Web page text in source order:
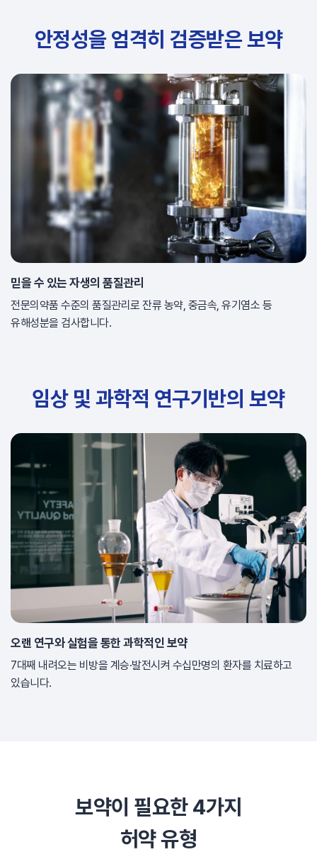
안정성을 엄격히 검증받은 보약
믿을 수 있는 자생의 품질관리
전문의약품 수준의 품질관리로 잔류 농약, 중금속, 유기염소 등
유해성분을 검사합니다.
임상 및 과학적 연구기반의 보약
오랜 연구와 실험을 통한 과학적인 보약
7대째 내려오는 비방을 계승·발전시켜 수십만명의 환자를 치료하고
있습니다.
보약이 필요한 4가지
허약 유형